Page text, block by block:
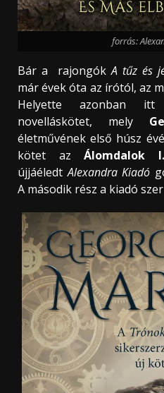
forrás:
Bár a rajongókA tűz és
már évek óta az írótól, az
Helyette azonban
novelláskötet, mely
életművének első húsz
kötet azÁlomdalok I.
újjáéledt Alexandra Kiadó
A második rész a kiadó